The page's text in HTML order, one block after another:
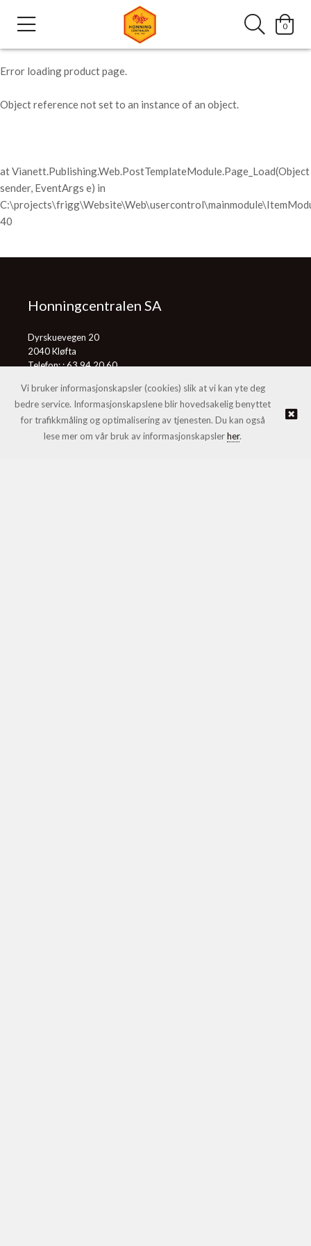
0
Error loading product page.
Object reference not set to an instance of an object.
at Vianett.Publishing.Web.PostTemplateModule.Page_Load(Object
sender, EventArgs e) in
40
Honningcentralen SA
Dyrskuevegen 20
2040 Kløfta
Telefon: :63 94 20 60
© Honningcentralen SA |Nettbutikk levert av Kréatif
Vi bruker informasjonskapsler (cookies) slik at vi kan yte deg
bedre service. Informasjonskapslene blir hovedsakelig benyttet
for trafikkmåling og optimalisering av tjenesten. Du kan også
lese mer om vår bruk av informasjonskapslerher.